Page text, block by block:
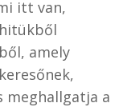
itt van,
amely
meghallgatja a